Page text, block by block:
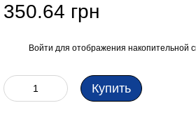
350.64 грн
Войти для отображения накопительной
Купить